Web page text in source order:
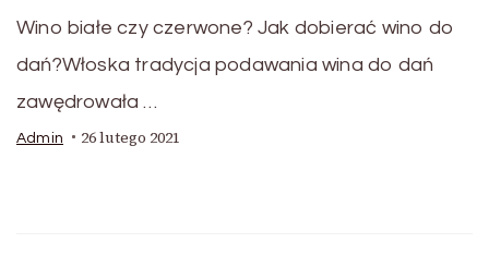
Wino białe czy czerwone? Jak dobierać wino do
dań?Włoska tradycja podawania wina do dań
zawędrowała …
Admin 26 lutego 2021